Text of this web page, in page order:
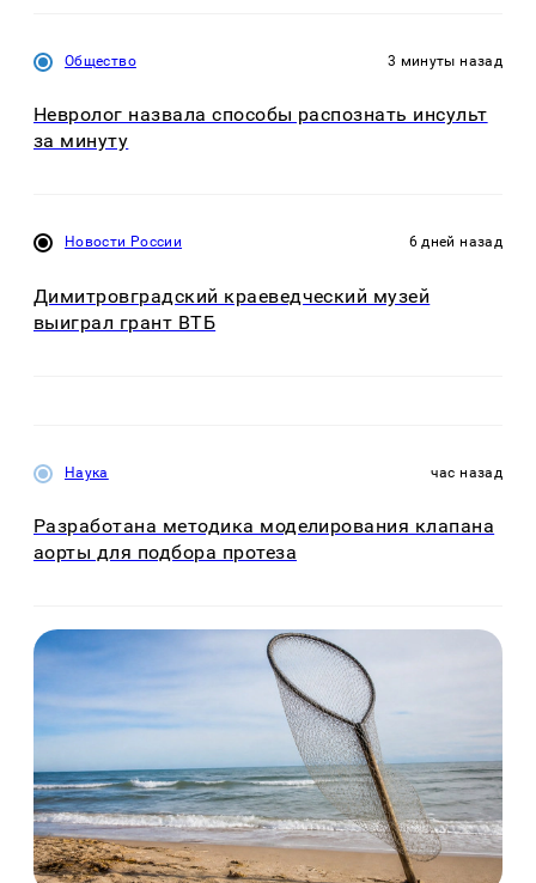
Общество 3 минуты назад
Невролог назвала способы распознать инсульт
за минуту
Новости России 6 дней назад
Димитровградский краеведческий музей
выиграл грант ВТБ
Наука час назад
Разработана методика моделирования клапана
аорты для подбора протеза